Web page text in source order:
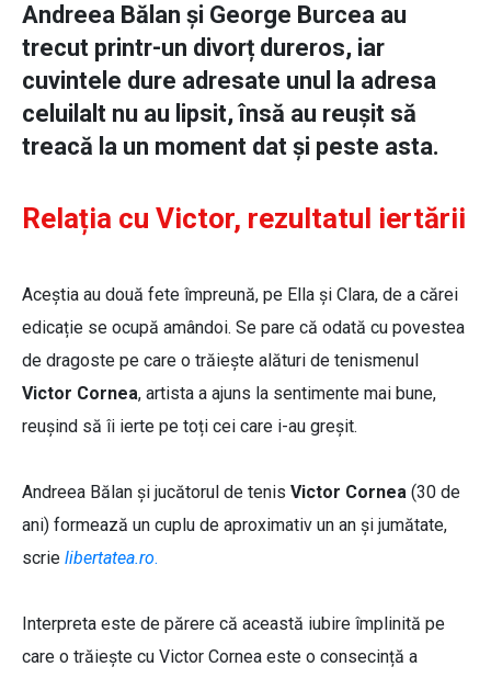
Andreea Bălan și George Burcea au
trecut printr-un divorț dureros, iar
cuvintele dure adresate unul la adresa
celuilalt nu au lipsit, însă au reușit să
treacă la un moment dat și peste asta.
Relația cu Victor, rezultatul iertării
Aceștia au două fete împreună, pe Ella și Clara, de a cărei
edicație se ocupă amândoi. Se pare că odată cu povestea
de dragoste pe care o trăiește alături de tenismenul
Victor Cornea, artista a ajuns la sentimente mai bune,
reușind să îi ierte pe toți cei care i-au greșit.
Andreea Bălan și jucătorul de tenis Victor Cornea (30 de
ani) formează un cuplu de aproximativ un an și jumătate,
scrie libertatea.ro.
Interpreta este de părere că această iubire împlinită pe
care o trăiește cu Victor Cornea este o consecință a